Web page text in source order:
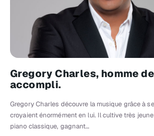
Gregory Charles, homme
accompli.
Gregory Charles découvre la musique grâce à
croyaient énormément en lui. Il cultive très
piano classique, gagnant…